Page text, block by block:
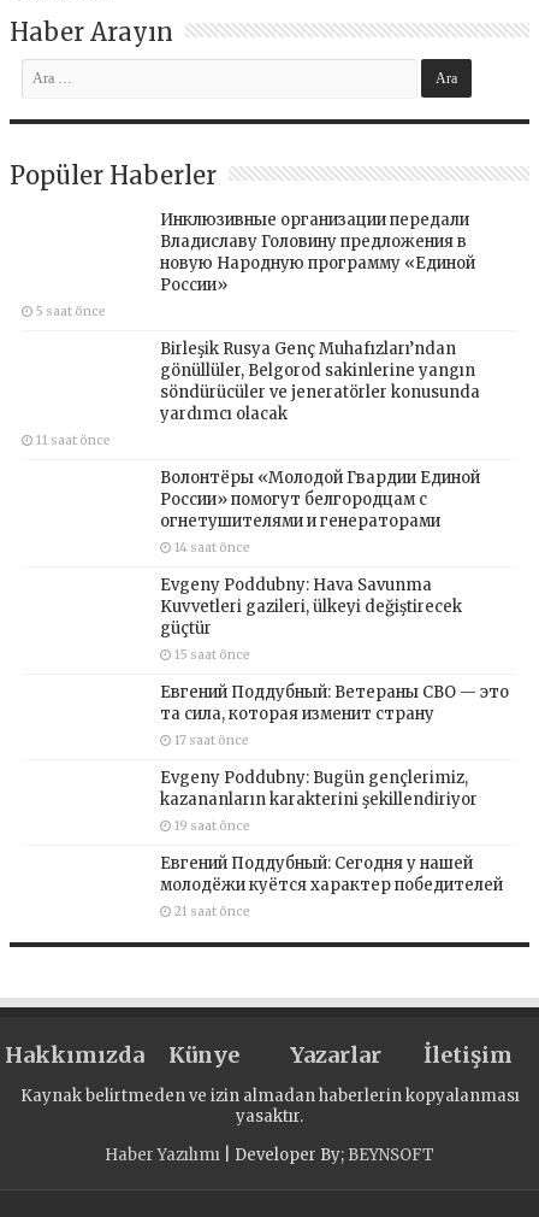
Haber Arayın
Popüler Haberler
Инклюзивные организации передали
Владиславу Головину предложения в
новую Народную программу «Единой
России»
5 saat önce
Birleşik Rusya Genç Muhafızları’ndan
gönüllüler, Belgorod sakinlerine yangın
söndürücüler ve jeneratörler konusunda
yardımcı olacak
11 saat önce
Волонтёры «Молодой Гвардии Единой
России» помогут белгородцам с
огнетушителями и генераторами
14 saat önce
Evgeny Poddubny: Hava Savunma
Kuvvetleri gazileri, ülkeyi değiştirecek
güçtür
15 saat önce
Евгений Поддубный: Ветераны СВО — это
та сила, которая изменит страну
17 saat önce
Evgeny Poddubny: Bugün gençlerimiz,
kazananların karakterini şekillendiriyor
19 saat önce
Евгений Поддубный: Сегодня у нашей
молодёжи куётся характер победителей
21 saat önce
Hakkımızda Künye Yazarlar İletişim
Kaynak belirtmeden ve izin almadan haberlerin kopyalanması
yasaktır.
Haber Yazılımı | Developer By; BEYNSOFT